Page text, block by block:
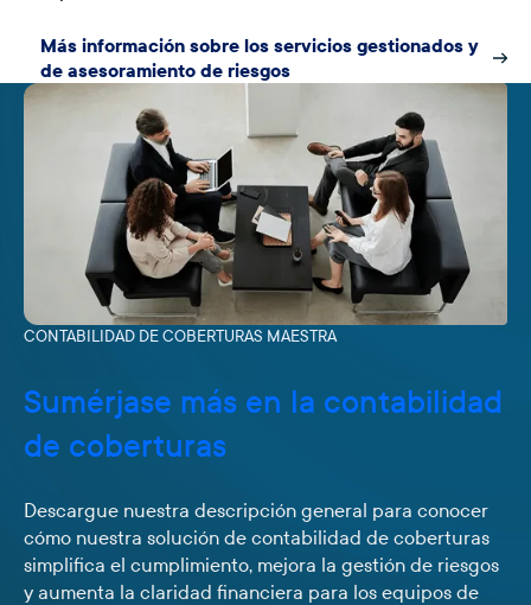
Más información sobre los servicios gestionados y
de asesoramiento de riesgos
CONTABILIDAD DE COBERTURAS MAESTRA
Sumérjase más en la contabilidad
de coberturas
Descargue nuestra descripción general para conocer
cómo nuestra solución de contabilidad de coberturas
simplifica el cumplimiento, mejora la gestión de riesgos
y aumenta la claridad financiera para los equipos de